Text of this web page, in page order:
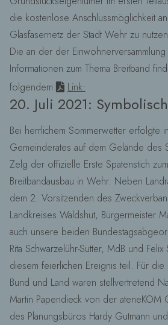
die kostenlose Anschlussmöglichkeit
Glasfasernetz der Stadt Wehr zu
Die an der der
Informationen zum Thema Breitband
folgendem
Link:
20. Juli 2021:
Bei herrlichem Sommerwetter erfolgte
Gemeinderates auf dem Gelände des
Zelg der offizielle Erste Spatenstich
Breitbandausbau in Wehr. Neben
dem 2. Vorsitzenden des
Landkreises Waldshut, Bürgermeister
auch unsere beiden
Rita Schwarzelühr-Sutter, MdB und
diesem feierlichen Ereignis teil. Für
Bund und Land waren stellvertretend
Martin Papendieck von der ateneKOM
des Planungsbüros Hardy Gutmann